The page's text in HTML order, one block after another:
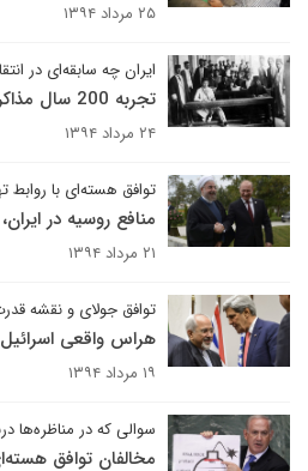
۲۵ مرداد ۱۳۹۴
ایران چه سابقه‌‌ای در
تجربه 200 سال مذاکره با ایران
۲۴ مرداد ۱۳۹۴
توافق هسته‌ای با
منافع روسیه در
۲۱ مرداد ۱۳۹۴
توافق جولای و نقشه
هراس واقعی
۱۹ مرداد ۱۳۹۴
سوالی که در مناظره‌ها
مخالفان توافق